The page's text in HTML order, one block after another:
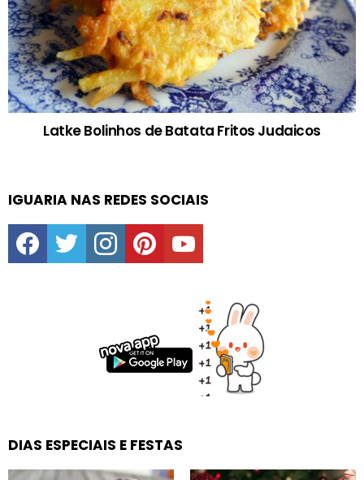
Latke Bolinhos de Batata Fritos Judaicos
IGUARIA NAS REDES SOCIAIS
facebooktwitter instagrampinterestyoutube
DIAS ESPECIAIS E FESTAS